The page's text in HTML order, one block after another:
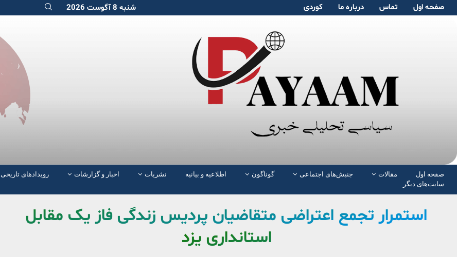
صفحە اول تماس دربارە ما کوردی شنبه 8 آگوست 2026
صفحە اول مقالات جنبش‌های اجتماعی گوناگون اطلاعیه و بیانیه نشریات اخبار و گزارشات رویدادهای تاریخی
سایت‌های دیگر
استمرار تجمع اعتراضی متقاضیان پردیس زندگی فاز یک مقابل
استانداری یزد